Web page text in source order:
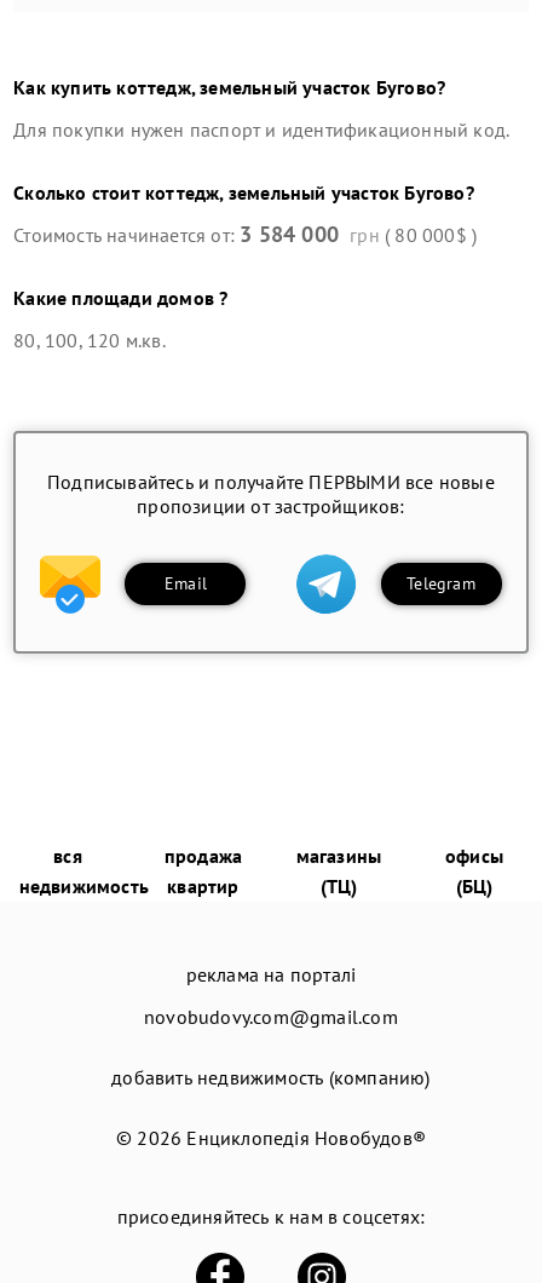
Как купитькоттедж, земельный участок Бугово?
Для покупки нужен паспорт и идентификационный код.
Сколько стоиткоттедж, земельный участок Бугово?
Стоимость начинается от: 3 584 000 грн ( 80 000$ )
Какие площади домов ?
80, 100, 120 м.кв.
Подписывайтесь и получайте ПЕРВЫМИ все новые
пропозиции от застройщиков:
Email Telegram
вся
недвижимость
продажа
квартир
магазины
(ТЦ)
офисы
(БЦ)
реклама на порталі
novobudovy.com@gmail.com
добавить недвижимость (компанию)
© 2026 Енциклопедія Новобудов®
присоединяйтесь к нам в соцсетях: